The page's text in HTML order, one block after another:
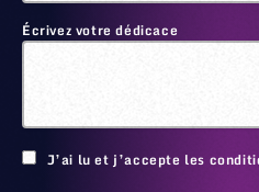
Écrivez votre dédicace
J’ai lu et j’accepte les